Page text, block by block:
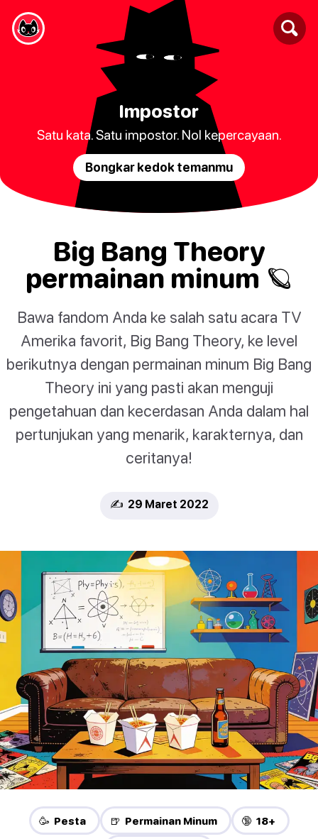
Impostor
Satu kata. Satu impostor. Nol kepercayaan.
Bongkar kedok temanmu
Big Bang Theory
permainan minum 🪐
Bawa fandom Anda ke salah satu acara TV
Amerika favorit, Big Bang Theory, ke level
berikutnya dengan permainan minum Big Bang
Theory ini yang pasti akan menguji
pengetahuan dan kecerdasan Anda dalam hal
pertunjukan yang menarik, karakternya, dan
ceritanya!
✍️ 29 Maret 2022
🥳 Pesta 🍺 Permainan Minum 🔞 18+